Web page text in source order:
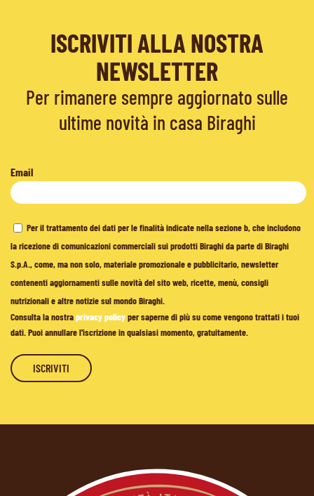
ISCRIVITI ALLA NOSTRA
NEWSLETTER
Per rimanere sempre aggiornato sulle
ultime novità in casa Biraghi
Email
Per il trattamento dei dati per le finalità indicate nella sezione b, che includono
la ricezione di comunicazioni commerciali sui prodotti Biraghi da parte di Biraghi
S.p.A., come, ma non solo, materiale promozionale e pubblicitario, newsletter
contenenti aggiornamenti sulle novità del sito web, ricette, menù, consigli
nutrizionali e altre notizie sul mondo Biraghi.
Consulta la nostraprivacy policyper saperne di più su come vengono trattati i tuoi
dati. Puoi annullare l'iscrizione in qualsiasi momento, gratuitamente.